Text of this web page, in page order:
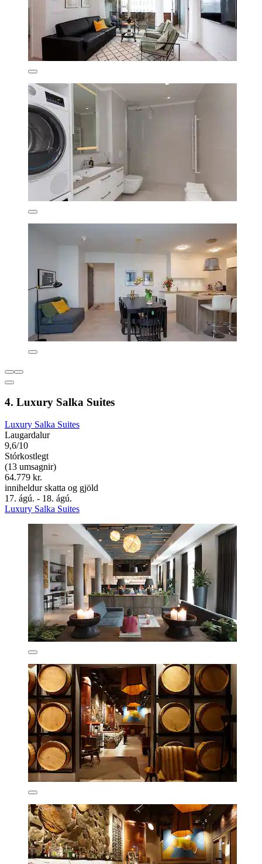
4. Luxury Salka Suites
Luxury Salka Suites
Laugardalur
9,6/10
Stórkostlegt
(13 umsagnir)
64.779 kr.
inniheldur skatta og gjöld
17. ágú. - 18. ágú.
Luxury Salka Suites